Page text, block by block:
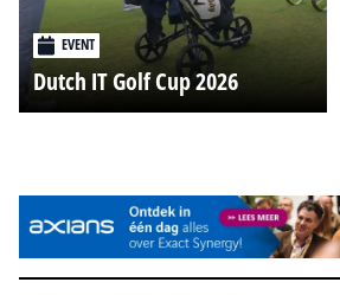
EVENT
Dutch IT Golf Cup 2026